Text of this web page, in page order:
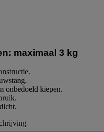
maximaal 3 kg
onbedoeld kiepen.